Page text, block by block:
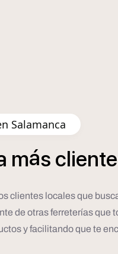
Salamanca
más
clientes locales que
de otras ferreterías
y facilitando que te